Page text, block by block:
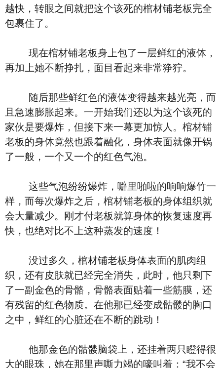
越快，转眼之间就把这个该死的棺材铺老板完全
包裹住了。
现在棺材铺老板身上包了一层鲜红的液体，
再加上她不断挣扎，面目看起来非常狰狞。
随后那些鲜红色的液体变得越来越光亮，而
且急速膨胀起来。一开始我们还以为这个该死的
家伙是要爆炸，但接下来一幕更加惊人。棺材铺
老板的身体竟然也跟着融化，身体表面就像开锅
了一般，一个又一个的红色气泡。
这些气泡纷纷爆炸，噼里啪啦的响响爆竹一
样，而每次爆炸之后，棺材铺老板的身体组织就
会大量减少。刚才付老板就算身体的恢复速度再
快，也绝对比不上这种蒸发的速度！
没过多久，棺材铺老板身体表面的肌肉组
织，还有皮肤就已经完全消失，此时，他只剩下
了一副金色的骨骼，骨骼表面贴着一些筋膜，还
有残留的红色物质。在他那已经变成骷髅的胸口
之中，鲜红的心脏还在不断的跳动！
他那金色的骷髅脑袋上，还挂着两只瞪得很
大的眼珠，她在那里声嘶力竭的嚎叫着：“我不会